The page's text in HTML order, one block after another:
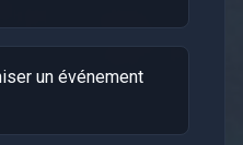
un événement